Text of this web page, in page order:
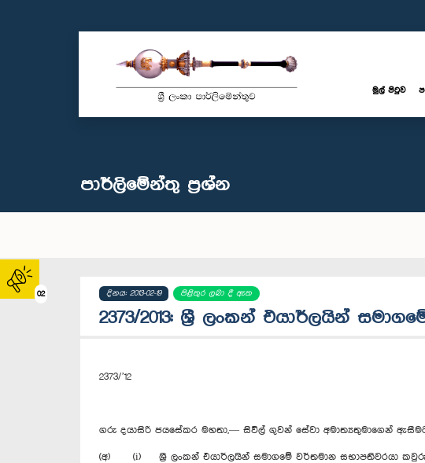
02
මුල් පිටුව
පාර්ලි‌මේන්තු‌ ප්‍රශ්න
දිනය: 2013-02-19 පිළිතුර ලබා දී ඇත
2373/2013: ශ්‍රී ලංකන් එයාර්ලයින්
2373/’12
ගරු දයාසිරි ජයසේකර මහතා,— සිවිල් ගුවන් සේවා අමාත්‍යතුමාගෙන්
(අ) (i) ශ්‍රී ලංකන් එයාර්ලයින් සමාගමේ වර්තමාන සභාපතිවරයා